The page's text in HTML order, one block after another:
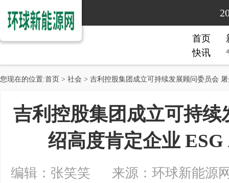
首页
快讯
您现在的位置:首页 > 社会 > 吉利控股集团成立可持续发展顾问委员会
吉利控股集团成立可持续
绍高度肯定企业
编辑：张笑笑 来源：环球新能源